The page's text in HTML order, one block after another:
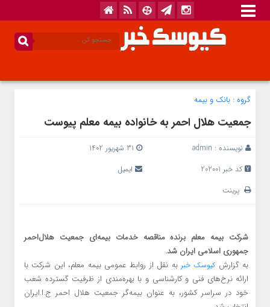
گروه : بانک‌ و بیمه
جمعیت هلال احمر به خانواده بیمه معلم پیوست
نویسنده : admin
کد خبر 202001
ایمیل
پرینت
شرکت بیمه معلم برنده مناقصه خدمات بیمه‌ای جمعیت هلال‌احمر
جمهوری اسلامی ایران شد.
به گزارش کیوسک خبر به نقل از روابط عمومی بیمه معلم، این شرکت با
ارائه نرخ‌های فنی و کارشناسی و با بهره‌مندی از ظرفیت گسترده شعب
خود در سراسر کشور، به عنوان بیمه‌گر جمعیت هلال احمر ج.ا.ایران